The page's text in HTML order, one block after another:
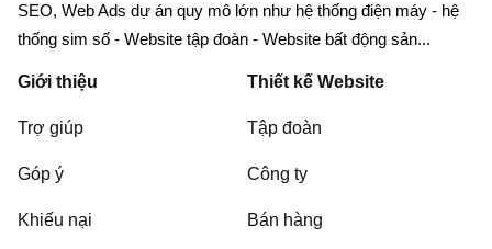
SEO, Web Ads dự án quy mô lớn như hệ thống điện máy - hệ
thống sim số - Website tập đoàn - Website bất động sản...
Giới thiệu
Trợ giúp
Góp ý
Khiếu nại
Thiết kế Website
Tập đoàn
Công ty
Bán hàng